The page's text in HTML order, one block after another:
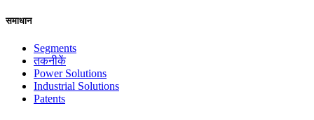
समाधान
Segments
तकनीकें
Power Solutions
Industrial Solutions
Patents